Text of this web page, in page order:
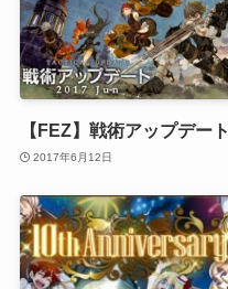
【FEZ】戦術アップデート
2017年6月12日